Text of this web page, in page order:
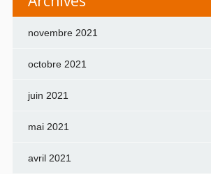
novembre 2021
octobre 2021
juin 2021
mai 2021
avril 2021